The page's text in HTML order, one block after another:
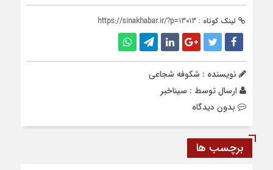
لینک کوتاه : https://sinakhabar.ir/?p=13013
نویسنده : شکوفه شجاعی
ارسال توسط : سیناخبر
بدون دیدگاه
برچسب ها